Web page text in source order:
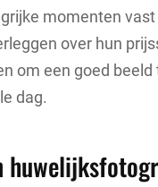
momenten
over hun
om een goed
dag.